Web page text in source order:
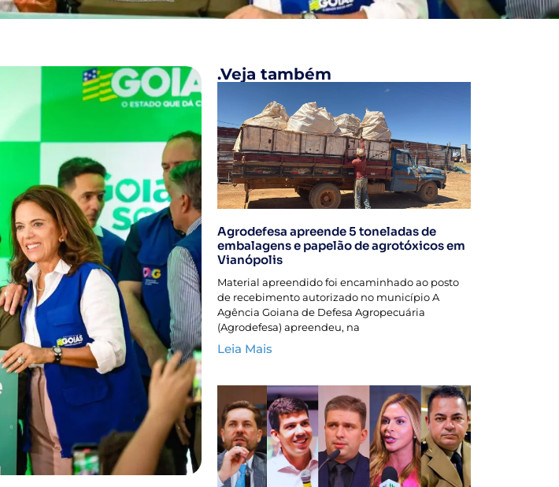
.Veja também
Agrodefesa apreende 5 toneladas de
embalagens e papelão de agrotóxicos em
Vianópolis
Material apreendido foi encaminhado ao posto
de recebimento autorizado no município A
Agência Goiana de Defesa Agropecuária
(Agrodefesa) apreendeu, na
Leia Mais